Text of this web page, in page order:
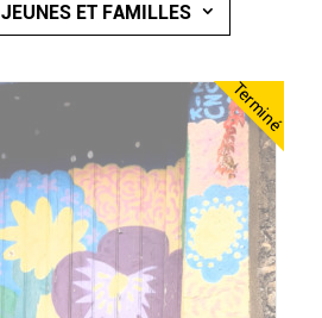
JEUNES ET FAMILLES
Terminé